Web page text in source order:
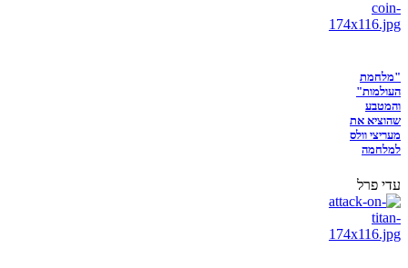
"מלחמת
העולמות"
והמטבע
שהוציא את
מעריצי וולס
למלחמה
עדי פרל